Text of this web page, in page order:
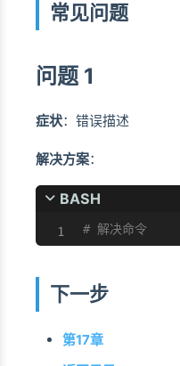
常见问题
问题 1
症状：错误描述
解决方案：
BASH
# 解决命令
下一步
第17章